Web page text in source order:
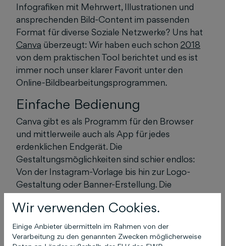
Infografiken mit Mehrwert, Illustrationen und
ansprechenden Bild-Content im passenden
Format für diverse Soziale Netzwerke? Uns hat
Canva überzeugt: Wir haben euch schon 2018
von dem praktischen Tool berichtet und es ist
immer noch unser klarer Favorit unter den
Online-Bildbearbeitungsprogrammen.
Einfache Bedienung
Canva gibt es als Programm für den Browser
und mittlerweile auch als App für jedes
erdenklichen Endgerät. Die
Gestaltungsmöglichkeiten sind schier endlos:
Von der Instagram-Vorlage bis hin zur Logo-
Gestaltung oder Banner-Erstellung. Die
entschieden, welche Art von Content man
erstellen möchte, wählt man in der passenden
Kategorie eine Vorlage aus. Oftmals gefällt die
Wir verwenden Cookies.
Einige Anbieter übermitteln im Rahmen von der
Verarbeitung zu den genannten Zwecken möglicherweise